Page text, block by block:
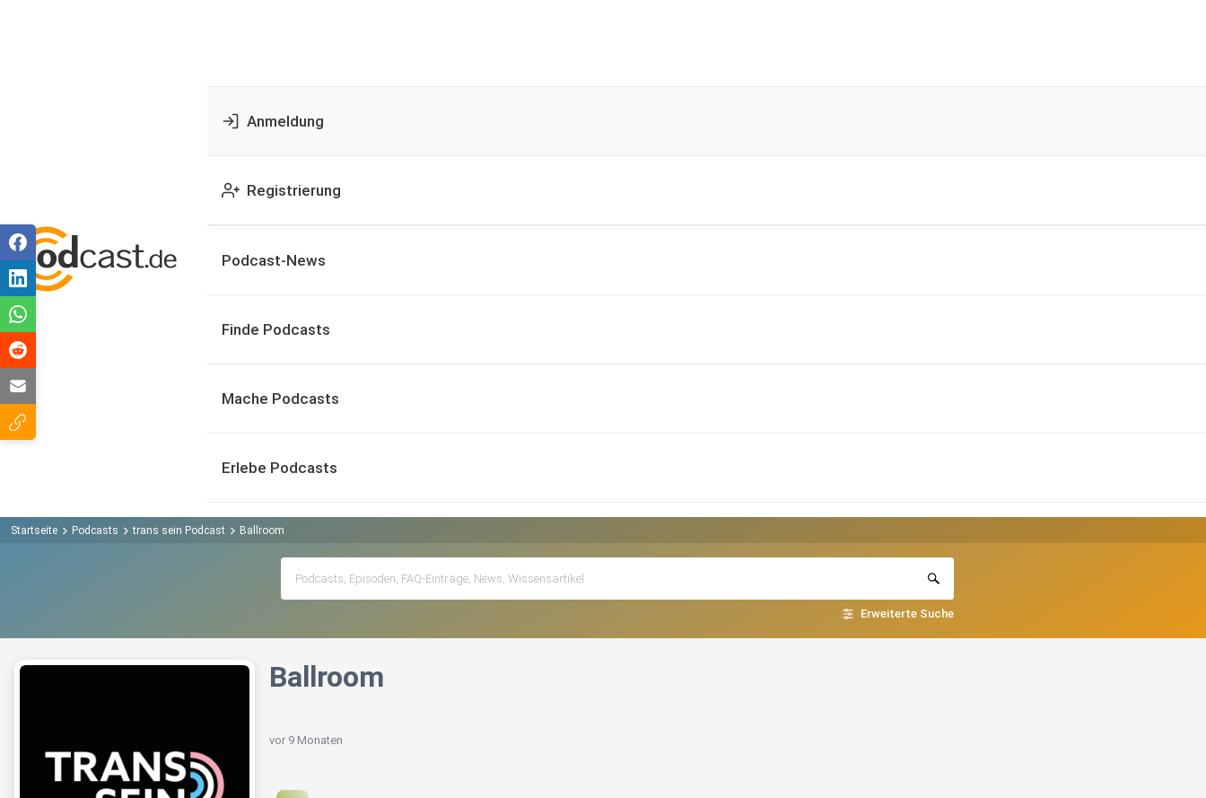
Anmeldung
Registrierung
Podcast-News
Finde Podcasts
Mache Podcasts
Erlebe Podcasts
Startseite Podcasts trans sein Podcast Ballroom
Erweiterte Suche
Ballroom
vor 9 Monaten